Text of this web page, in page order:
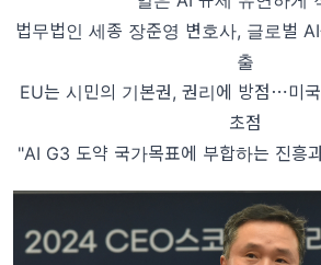
법무법인 세종 장준영 변호사, 글로벌
출
EU는 시민의 기본권, 권리에 방점⋯미
초점
"AI G3 도약 국가목표에 부합하는 진흥